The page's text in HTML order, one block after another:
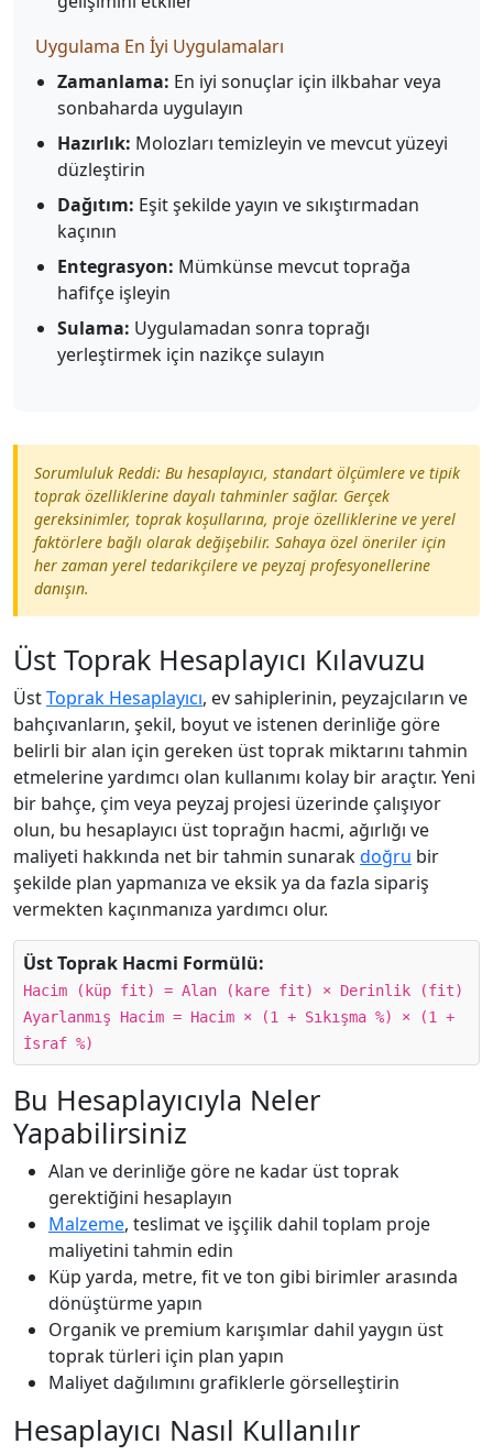
Uygulama En İyi Uygulamaları
Zamanlama: En iyi sonuçlar için ilkbahar veya
sonbaharda uygulayın
Hazırlık: Molozları temizleyin ve mevcut yüzeyi
düzleştirin
Dağıtım: Eşit şekilde yayın ve sıkıştırmadan
kaçının
Entegrasyon: Mümkünse mevcut toprağa
hafifçe işleyin
Sulama: Uygulamadan sonra toprağı
yerleştirmek için nazikçe sulayın
Sorumluluk Reddi: Bu hesaplayıcı, standart ölçümlere ve tipik
toprak özelliklerine dayalı tahminler sağlar. Gerçek
gereksinimler, toprak koşullarına, proje özelliklerine ve yerel
faktörlere bağlı olarak değişebilir. Sahaya özel öneriler için
her zaman yerel tedarikçilere ve peyzaj profesyonellerine
danışın.
Üst Toprak Hesaplayıcı Kılavuzu
ÜstToprak Hesaplayıcı, ev sahiplerinin, peyzajcıların ve
bahçıvanların, şekil, boyut ve istenen derinliğe göre
belirli bir alan için gereken üst toprak miktarını tahmin
etmelerine yardımcı olan kullanımı kolay bir araçtır. Yeni
bir bahçe, çim veya peyzaj projesi üzerinde çalışıyor
olun, bu hesaplayıcı üst toprağın hacmi, ağırlığı ve
maliyeti hakkında net bir tahmin sunarakdoğru bir
şekilde plan yapmanıza ve eksik ya da fazla sipariş
vermekten kaçınmanıza yardımcı olur.
Üst Toprak Hacmi Formülü:
Hacim (küp fit) = Alan (kare fit) × Derinlik (fit)
Ayarlanmış Hacim = Hacim × (1 + Sıkışma %) × (1 +
İsraf %)
Bu Hesaplayıcıyla Neler
Yapabilirsiniz
Alan ve derinliğe göre ne kadar üst toprak
gerektiğini hesaplayın
Malzeme, teslimat ve işçilik dahil toplam proje
maliyetini tahmin edin
Küp yarda, metre, fit ve ton gibi birimler arasında
dönüştürme yapın
Organik ve premium karışımlar dahil yaygın üst
toprak türleri için plan yapın
Maliyet dağılımını grafiklerle görselleştirin
Hesaplayıcı Nasıl Kullanılır